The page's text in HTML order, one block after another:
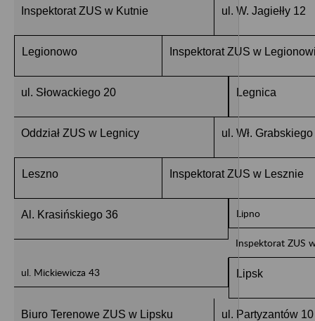
Inspektorat ZUS w Kutnie ul. W. Jagiełły 12
Legionowo Inspektorat ZUS w
ul. Słowackiego 20 Legnica
Oddział ZUS w Legnicy ul. Wł.
Leszno Inspektorat ZUS w Lesznie
Al. Krasińskiego 36 Lipno
Inspektorat ZUS
ul. Mickiewicza 43 Lipsk
Biuro Terenowe ZUS w Lipsku ul. Partyzantów 10